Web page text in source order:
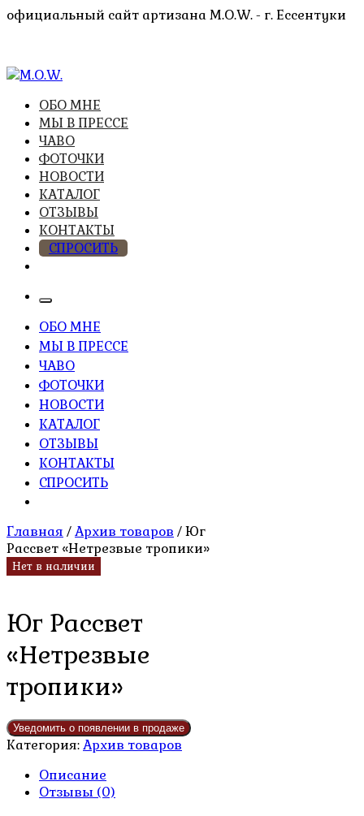
Перейти
официальный сайт артизана M.O.W. - г. Ессентуки
M.O.W.
высочайшее качество из натуральных компонентов
ОБО МНЕ
МЫ В ПРЕССЕ
ЧАВО
ФОТОЧКИ
НОВОСТИ
КАТАЛОГ
ОТЗЫВЫ
КОНТАКТЫ
СПРОСИТЬ
ОБО МНЕ
МЫ В ПРЕССЕ
ЧАВО
ФОТОЧКИ
НОВОСТИ
КАТАЛОГ
ОТЗЫВЫ
КОНТАКТЫ
СПРОСИТЬ
Главная /Архив товаров / Юг
Рассвет «Нетрезвые тропики»
Нет в наличии
Юг Рассвет
«Нетрезвые
тропики»
Категория:Архив товаров
Описание
Отзывы (0)